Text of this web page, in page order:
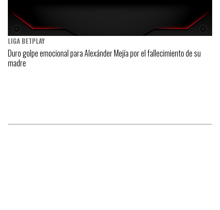
LIGA BETPLAY
Duro golpe emocional para Alexánder Mejía por el fallecimiento de su
madre